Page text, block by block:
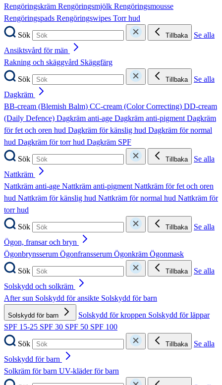
Rengöringskräm Rengöringsmjölk Rengöringsmousse
Rengöringspads Rengöringswipes Torr hud
Sök
Tillbaka
Se alla
Ansiktsvård för män
Rakning och skäggvård Skäggfärg
Sök
Tillbaka
Se alla
Dagkräm
BB-cream (Blemish Balm) CC-cream (Color Correcting) DD-cream
(Daily Defence) Dagkräm anti-age Dagkräm anti-pigmentDagkräm
för fet och oren hud Dagkräm för känslig hud Dagkräm för normal
hud Dagkräm för torr hud Dagkräm SPF
Sök
Tillbaka
Se alla
Nattkräm
Nattkräm anti-age Nattkräm anti-pigmentNattkräm för fet och oren
hud Nattkräm för känslig hud Nattkräm för normal hud Nattkräm för
torr hud
Sök
Tillbaka
Se alla
Ögon, fransar och bryn
Ögonbrynsserum Ögonfransserum Ögonkräm Ögonmask
Sök
Tillbaka
Se alla
Solskydd och solkräm
After sun Solskydd för ansikte Solskydd för barn
Solskydd för barn Solskydd för kroppen Solskydd för läppar
SPF 15-25 SPF 30 SPF 50 SPF 100
Sök
Tillbaka
Se alla
Solskydd för barn
Solkräm för barn UV-kläder för barn